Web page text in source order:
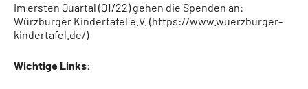
Im ersten Quartal (Q1/22) gehen die Spenden an:
Würzburger Kindertafel e.V. (https://www.wuerzburger-
kindertafel.de/)
Wichtige Links: